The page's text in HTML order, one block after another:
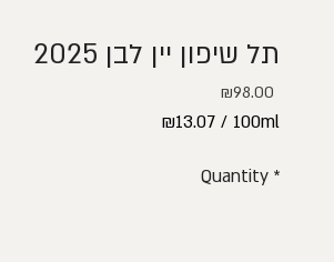
תל שיפון יין לבן 2025
₪98.00
₪13.07 / 100ml
Quantity *